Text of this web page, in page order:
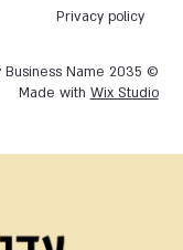
Privacy policy
© 2035 by Business Name.
Made with Wix Studio